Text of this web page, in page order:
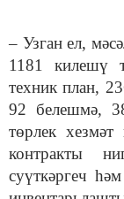
– Узган ел,
1181 килешү
техник план,
92 белешмә,
төрлек хезмәт
контракты
суүткәргеч